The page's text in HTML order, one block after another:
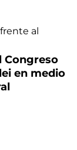
Congreso
en medio